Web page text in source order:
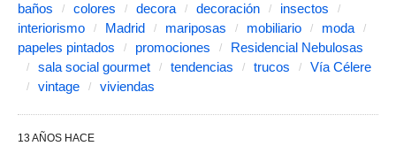
baños colores decora decoración
insectos
interiorismo
Madrid mariposas mobiliario
moda
papeles pintados
promociones
Residencial Nebulosas
sala social gourmet
tendencias trucos
Vía Célere
vintage
viviendas
13 AÑOS HACE